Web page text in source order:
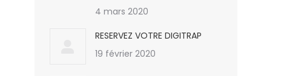
4 mars 2020
RESERVEZ VOTRE DIGITRAP
19 février 2020